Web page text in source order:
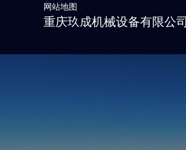
网站地图
重庆玖成机械设备有限公司